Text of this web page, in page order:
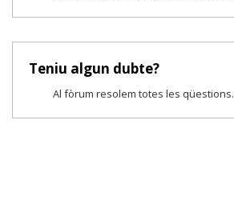
Teniu algun dubte?
Al fòrum resolem totes les qüestions.